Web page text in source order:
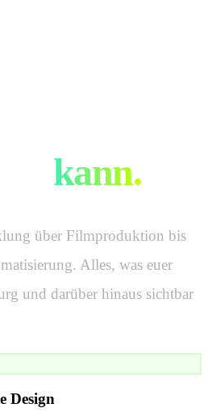
kann.
über Filmproduktion bis
Alles, was euer
und darüber hinaus sichtbar
Design